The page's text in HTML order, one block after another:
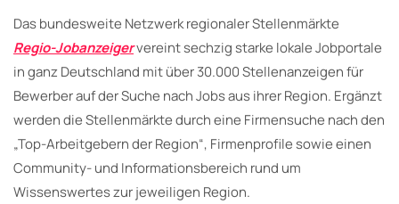
Das bundesweite Netzwerk regionaler Stellenmärkte
Regio-Jobanzeigervereint sechzig starke lokale Jobportale
in ganz Deutschland mit über 30.000 Stellenanzeigen für
Bewerber auf der Suche nach Jobs aus ihrer Region. Ergänzt
werden die Stellenmärkte durch eine Firmensuche nach den
„Top-Arbeitgebern der Region“, Firmenprofile sowie einen
Community- und Informationsbereich rund um
Wissenswertes zur jeweiligen Region.